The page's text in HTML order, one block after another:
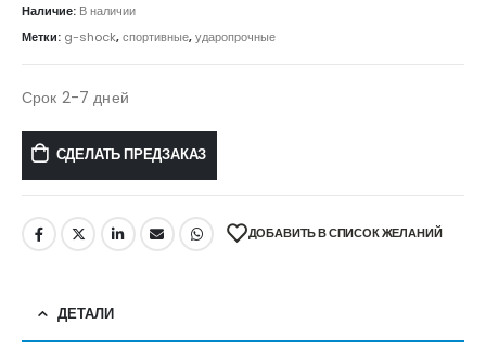
Наличие: В наличии
Метки: g-shock,спортивные,ударопрочные
Срок 2-7 дней
СДЕЛАТЬ ПРЕДЗАКАЗ
ДОБАВИТЬ В СПИСОК ЖЕЛАНИЙ
ДЕТАЛИ